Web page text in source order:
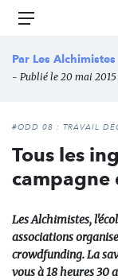
Aller
principal
Menu
Par Les Alchimistes
- Publié le 20 mai
#ODD 08 : TRAVAIL
Tous les
Les Alchimistes,
associations
crowdfunding. La
vous à 18 heures 30